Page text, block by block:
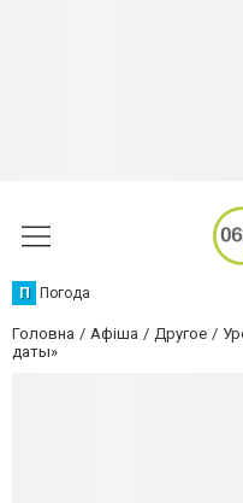
П Погода
Головна Афіша Другое
даты»